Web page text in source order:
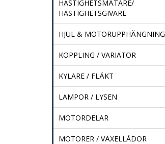
HASTIGHETSMÄTARE/
HASTIGHETSGIVARE
HJUL & MOTORUPPHÄNGNING
KOPPLING / VARIATOR
KYLARE / FLÄKT
LAMPOR / LYSEN
MOTORDELAR
MOTORER / VÄXELLÅDOR